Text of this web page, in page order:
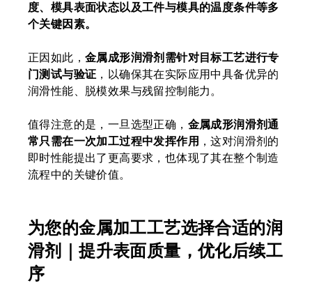
度、模具表面状态以及工件与模具的温度条件等多
个关键因素。
正因如此， 金属成形润滑剂需针对目标工艺进行专
门测试与验证 ，以确保其在实际应用中具备优异的
润滑性能、脱模效果与残留控制能力。
值得注意的是，一旦选型正确， 金属成形润滑剂通
常只需在一次加工过程中发挥作用 ，这对润滑剂的
即时性能提出了更高要求，也体现了其在整个制造
流程中的关键价值。
为您的金属加工工艺选择合适的润
滑剂｜提升表面质量，优化后续工
序